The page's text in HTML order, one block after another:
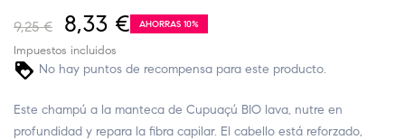
9,25 € 8,33 € AHORRAS 10%
Impuestos incluidos
No hay puntos de recompensa para este producto.
Este champú a la manteca de Cupuaçú BIO lava, nutre en
profundidad y repara la fibra capilar. El cabello está reforzado,